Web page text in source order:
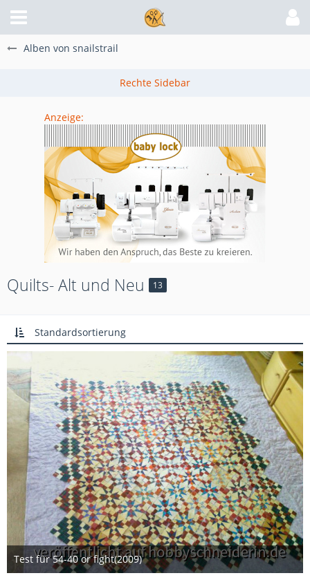
Alben von snailstrail
Anzeige:
Quilts- Alt und Neu 13
Standardsortierung
Test für 54-40 or fight(2009)
22. Januar 2014